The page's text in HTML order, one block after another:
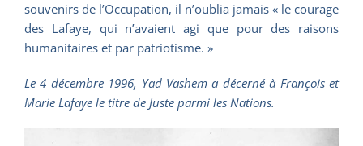
souvenirs de l’Occupation, il n’oublia jamais « le courage
des Lafaye, qui n’avaient agi que pour des raisons
humanitaires et par patriotisme. »
Le 4 décembre 1996, Yad Vashem a décerné à François et
Marie Lafaye le titre de Juste parmi les Nations.